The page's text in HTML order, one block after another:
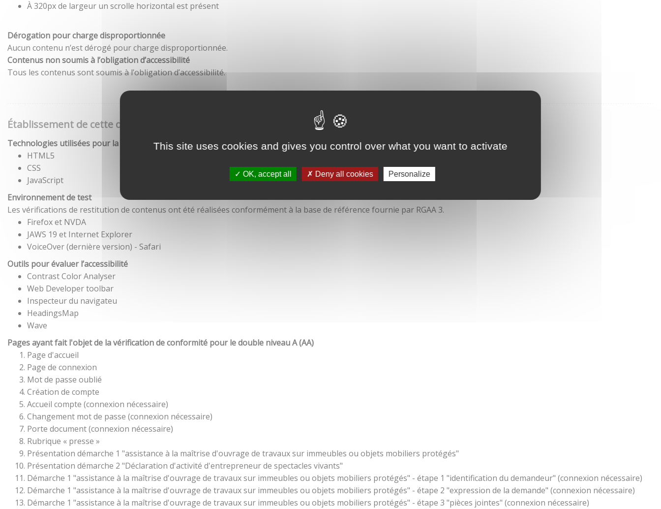
This site uses cookies and gives you control over what you want to activate
OK, accept all Deny all cookies Personalize
À 320px de largeur un scrolle horizontal est présent
Dérogation pour charge disproportionnée
Aucun contenu n’est dérogé pour charge disproportionnée.
Contenus non soumis à l’obligation d’accessibilité
Tous les contenus sont soumis à l’obligation d’accessibilité.
Établissement de cette déclaration d'accessibilité
Technologies utilisées pour la réalisation du site
HTML5
CSS
JavaScript
Environnement de test
Les vérifications de restitution de contenus ont été réalisées conformément à la base de référence fournie par RGAA 3.
Firefox et NVDA
JAWS 19 et Internet Explorer
VoiceOver (dernière version) - Safari
Outils pour évaluer l’accessibilité
Contrast Color Analyser
Web Developer toolbar
Inspecteur du navigateu
HeadingsMap
Wave
Pages ayant fait l'objet de la vérification de conformité pour le double niveau A (AA)
Page d'accueil
Page de connexion
Mot de passe oublié
Création de compte
Accueil compte (connexion nécessaire)
Changement mot de passe (connexion nécessaire)
Porte document (connexion nécessaire)
Rubrique « presse »
Présentation démarche 1 "assistance à la maîtrise d'ouvrage de travaux sur immeubles ou objets mobiliers protégés"
Présentation démarche 2 "Déclaration d'activité d'entrepreneur de spectacles vivants"
Démarche 1 "assistance à la maîtrise d'ouvrage de travaux sur immeubles ou objets mobiliers protégés" - étape 1 "identification du demandeur" (connexion nécessaire)
Démarche 1 "assistance à la maîtrise d'ouvrage de travaux sur immeubles ou objets mobiliers protégés" - étape 2 "expression de la demande" (connexion nécessaire)
Démarche 1 "assistance à la maîtrise d'ouvrage de travaux sur immeubles ou objets mobiliers protégés" - étape 3 "pièces jointes" (connexion nécessaire)